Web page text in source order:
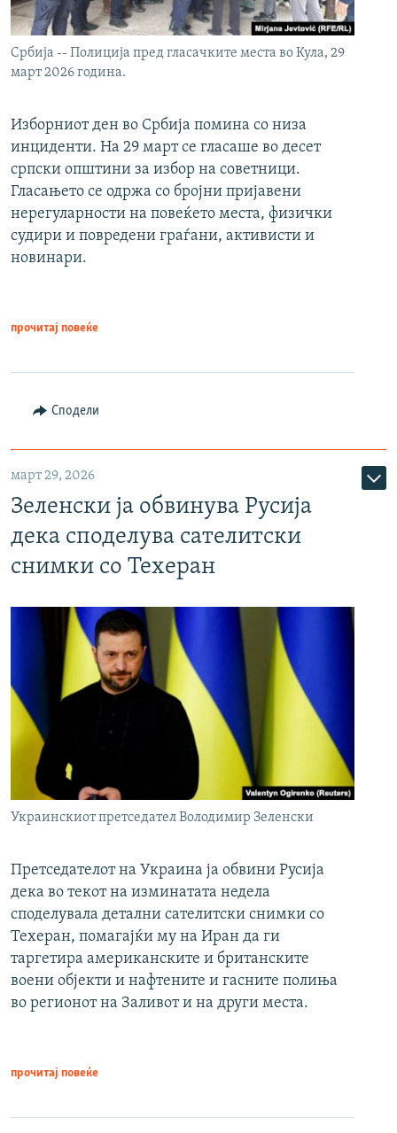
Србија -- Полиција пред гласачките места во Кула, 29
март 2026 година.
Изборниот ден во Србија помина со низа
инциденти. На 29 март се гласаше во десет
српски општини за избор на советници.
Гласањето се одржа со бројни пријавени
нерегуларности на повеќето места, физички
судири и повредени граѓани, активисти и
новинари.
прочитај повеќе
Сподели
март 29, 2026
Зеленски ја обвинува Русија
дека споделува сателитски
снимки со Техеран
Украинскиот претседател Володимир Зеленски
Претседателот на Украина ја обвини Русија
дека во текот на изминатата недела
споделувала детални сателитски снимки со
Техеран, помагајќи му на Иран да ги
таргетира американските и британските
воени објекти и нафтените и гасните полиња
во регионот на Заливот и на други места.
прочитај повеќе